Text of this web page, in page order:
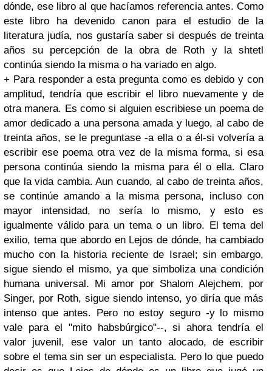
dónde, ese libro al que hacíamos referencia antes. Como
este libro ha devenido canon para el estudio de la
literatura judía, nos gustaría saber si después de treinta
años su percepción de la obra de Roth y la shtetl
continúa siendo la misma o ha variado en algo.
+ Para responder a esta pregunta como es debido y con
amplitud, tendría que escribir el libro nuevamente y de
otra manera. Es como si alguien escribiese un poema de
amor dedicado a una persona amada y luego, al cabo de
treinta años, se le preguntase -a ella o a él-si volvería a
escribir ese poema otra vez de la misma forma, si esa
persona continúa siendo la misma para él o ella. Claro
que la vida cambia. Aun cuando, al cabo de treinta años,
se continúe amando a la misma persona, incluso con
mayor intensidad, no sería lo mismo, y esto es
igualmente válido para un tema o un libro. El tema del
exilio, tema que abordo en Lejos de dónde, ha cambiado
mucho con la historia reciente de Israel; sin embargo,
sigue siendo el mismo, ya que simboliza una condición
humana universal. Mi amor por Shalom Alejchem, por
Singer, por Roth, sigue siendo intenso, yo diría que más
intenso que antes. Pero no estoy seguro -y lo mismo
vale para el "mito habsbúrgico"--, si ahora tendría el
valor juvenil, ese valor un tanto alocado, de escribir
sobre el tema sin ser un especialista. Pero lo que puedo